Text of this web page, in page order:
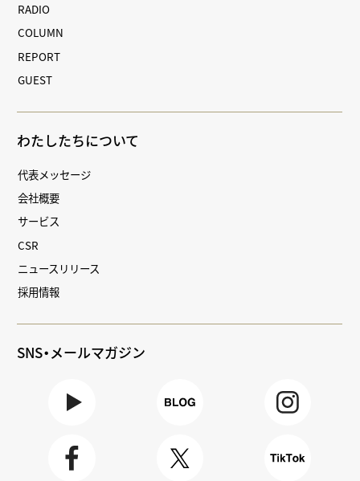
RADIO
COLUMN
REPORT
GUEST
わたしたちについて
代表メッセージ
会社概要
サービス
CSR
ニュースリリース
採用情報
SNS・メールマガジン